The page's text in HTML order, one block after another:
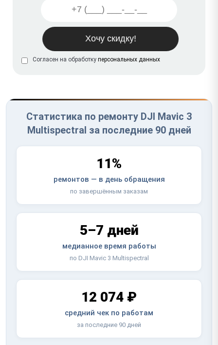
Согласен на обработку персональных данных
Статистика по ремонту DJI Mavic 3
Multispectral за последние 90 дней
11%
ремонтов — в день обращения
по завершённым заказам
5–7 дней
медианное время работы
по DJI Mavic 3 Multispectral
12 074 ₽
средний чек по работам
за последние 90 дней